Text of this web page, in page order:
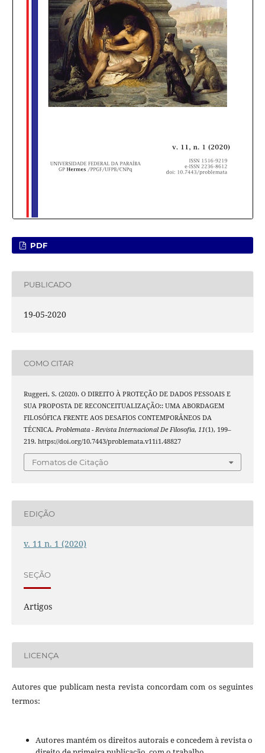
PDF
PUBLICADO
19-05-2020
COMO CITAR
Ruggeri, S. (2020). O DIREITO À PROTEÇÃO DE DADOS PESSOAIS E
SUA PROPOSTA DE RECONCEITUALIZAÇÃO:: UMA ABORDAGEM
FILOSÓFICA FRENTE AOS DESAFIOS CONTEMPORÂNEOS DA
TÉCNICA. Problemata - Revista Internacional De Filosofia, 11(1), 199–
219. https://doi.org/10.7443/problemata.v11i1.48827
Fomatos de Citação
EDIÇÃO
v. 11 n. 1 (2020)
SEÇÃO
Artigos
LICENÇA
Autores que publicam nesta revista concordam com os seguintes
termos:
Autores mantém os direitos autorais e concedem à revista o